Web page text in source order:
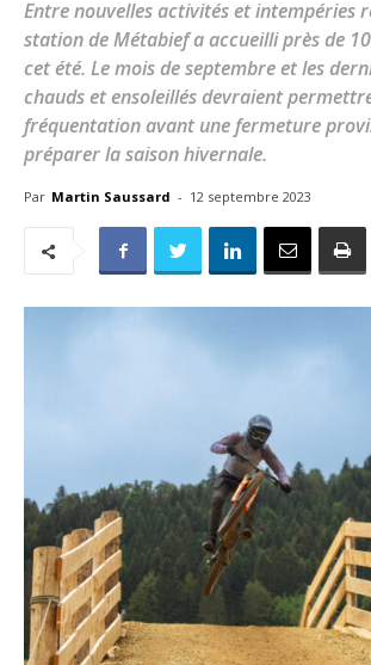
Entre nouvelles activités et intempéries
station de Métabief a accueilli près de
cet été. Le mois de septembre et les
chauds et ensoleillés devraient
fréquentation avant une fermeture
préparer la saison hivernale.
Par Martin Saussard - 12 septembre 2023